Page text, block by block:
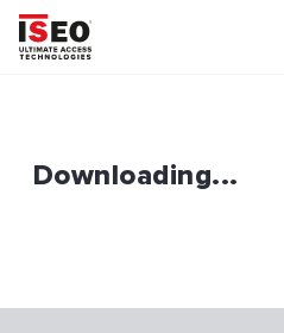
Downloading...